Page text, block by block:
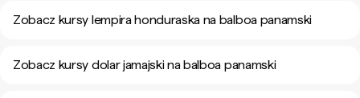
Zobacz kursy lempira honduraska na balboa panamski
Zobacz kursy dolar jamajski na balboa panamski